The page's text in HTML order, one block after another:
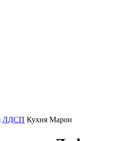
ЛДСП Кухня Марон